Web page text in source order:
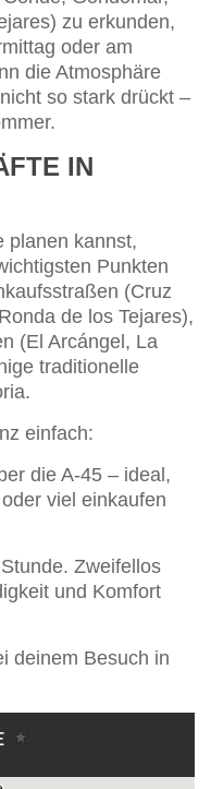
zu erkunden,
oder am
die Atmosphäre
so stark drückt –
IN
planen kannst,
Punkten
(Cruz
de los Tejares),
(El Arcángel, La
traditionelle
einfach:
die A-45 – ideal,
viel einkaufen
Zweifellos
und Komfort
deinem Besuch in